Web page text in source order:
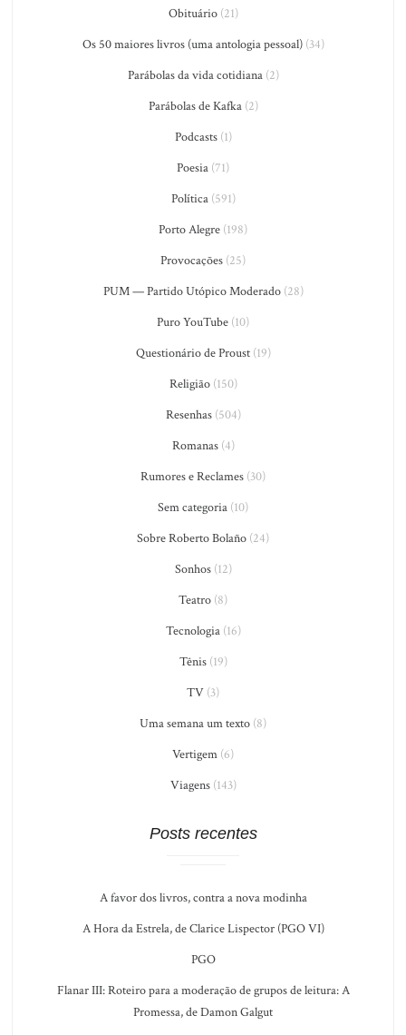
Obituário(21)
Os 50 maiores livros (uma antologia pessoal)(34)
Parábolas da vida cotidiana(2)
Parábolas de Kafka(2)
Podcasts(1)
Poesia (71)
Política(591)
Porto Alegre (198)
Provocações (25)
PUM — Partido Utópico Moderado(28)
Puro YouTube (10)
Questionário de Proust(19)
Religião(150)
Resenhas(504)
Romanas(4)
Rumores e Reclames (30)
Sem categoria (10)
Sobre Roberto Bolaño (24)
Sonhos(12)
Teatro (8)
Tecnologia(16)
Tênis(19)
TV (3)
Uma semana um texto (8)
Vertigem (6)
Viagens(143)
Posts recentes
A favor dos livros, contra a nova modinha
A Hora da Estrela, de Clarice Lispector (PGO VI)
PGO
Flanar III: Roteiro para a moderação de grupos de leitura: A
Promessa, de Damon Galgut